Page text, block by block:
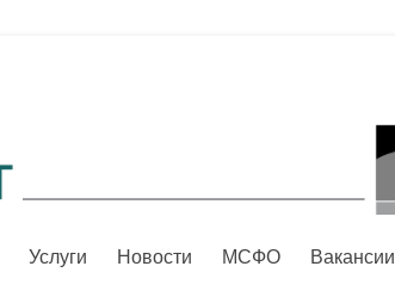
Услуги Новости МСФО Вакансии